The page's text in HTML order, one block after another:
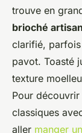
trouve en
brioché
clarifié,
pavot. Toasté
texture
Pour
classiques
aller manger